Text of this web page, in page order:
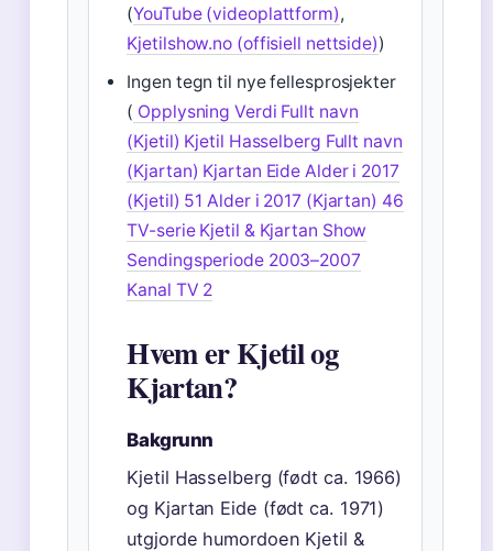
(YouTube (videoplattform),
Kjetilshow.no (offisiell nettside))
Ingen tegn til nye fellesprosjekter
( Opplysning Verdi Fullt navn
(Kjetil) Kjetil Hasselberg Fullt navn
(Kjartan) Kjartan Eide Alder i 2017
(Kjetil) 51 Alder i 2017 (Kjartan) 46
TV-serie Kjetil & Kjartan Show
Sendingsperiode 2003–2007
Kanal TV 2
Hvem er Kjetil og
Kjartan?
Bakgrunn
Kjetil Hasselberg (født ca. 1966)
og Kjartan Eide (født ca. 1971)
utgjorde humordoen Kjetil &